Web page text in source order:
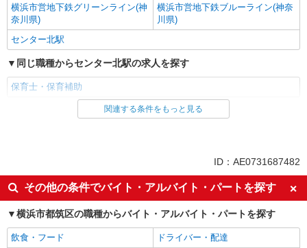
横浜市営地下鉄グリーンライン(神
奈川県)
横浜市営地下鉄ブルーライン(神奈
川県)
センター北駅
同じ職種からセンター北駅の求人を探す
保育士・保育補助
同じ雇用形態からセンター北駅の求人を探す
ミドル（40代～）活躍中
エルダー（50代～）活躍中
昇給あり
週2～3日勤務OK
短時間勤務（1日4h以内）OK
オープニングスタッフ
禁煙・分煙
駅直結・駅チカ
関連する条件をもっと見る
ID：AE0731687482
その他の条件でバイト・アルバイト・パートを探す
横浜市都筑区の職種からバイト・アルバイト・パートを探す
飲食・フード
ドライバー・配達